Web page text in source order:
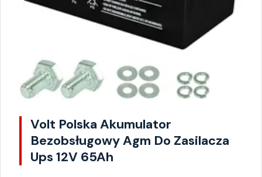
Volt Polska Akumulator
Bezobsługowy Agm Do Zasilacza
Ups 12V 65Ah